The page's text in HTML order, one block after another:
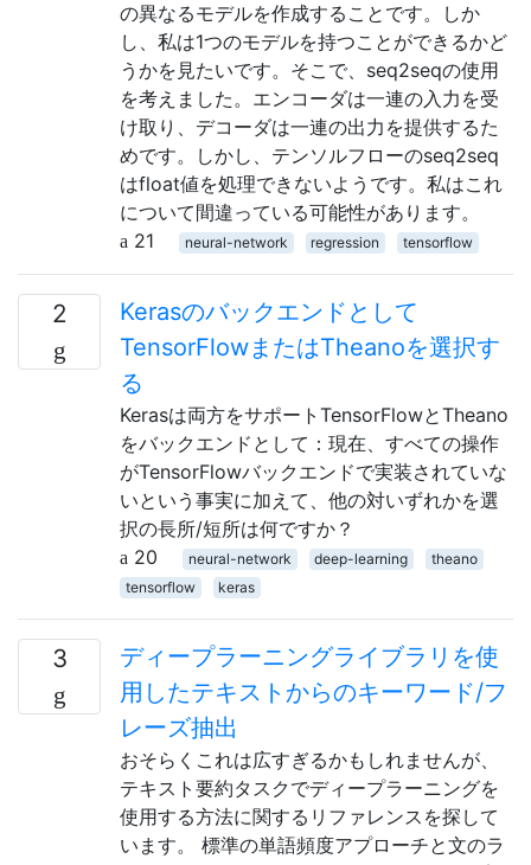
の異なるモデルを作成することです。しか
し、私は1つのモデルを持つことができるかど
うかを見たいです。そこで、seq2seqの使用
を考えました。エンコーダは一連の入力を受
け取り、デコーダは一連の出力を提供するた
めです。しかし、テンソルフローのseq2seq
はfloat値を処理できないようです。私はこれ
について間違っている可能性があります。
21
neural-network regression tensorflow
2
Kerasのバックエンドとして
TensorFlowまたはTheanoを選択す
る
Kerasは両方をサポートTensorFlowとTheano
をバックエンドとして：現在、すべての操作
がTensorFlowバックエンドで実装されていな
いという事実に加えて、他の対いずれかを選
択の長所/短所は何ですか？
20
neural-network deep-learning
theano
tensorflow
keras
3
ディープラーニングライブラリを使
用したテキストからのキーワード/フ
レーズ抽出
おそらくこれは広すぎるかもしれませんが、
テキスト要約タスクでディープラーニングを
使用する方法に関するリファレンスを探して
います。 標準の単語頻度アプローチと文のラ